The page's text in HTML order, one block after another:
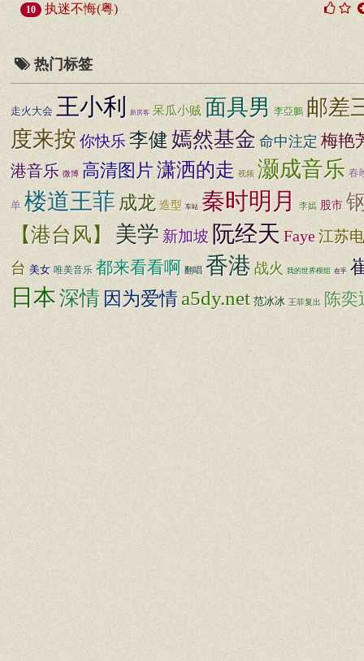
10 执迷不悔(粤)
热门标签
走火大会 王小利 新房客 呆瓜小贼 面具男 李亞鵬 邮差
度来按你快乐李健嫣然基金 命中注定 梅艳
港音乐 微博 高清图片潇洒的走 视频 灏成音乐 春
单 楼道王菲 成龙 造型 车站 秦时明月 李嫣 股市
【港台风】 美学 新加坡 阮经天 Faye江苏
台 美女 唯美音乐 都来看看啊 翻唱 香港 战火 我的世界模组 在乎
日本深情 因为爱情 a5dy.net 范冰冰 王菲复出 陈奕